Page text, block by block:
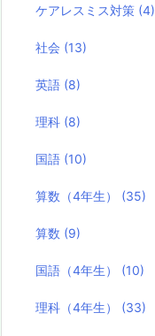
ケアレスミス対策 (4)
社会 (13)
英語 (8)
理科 (8)
国語 (10)
算数（4年生） (35)
算数 (9)
国語（4年生） (10)
理科（4年生） (33)